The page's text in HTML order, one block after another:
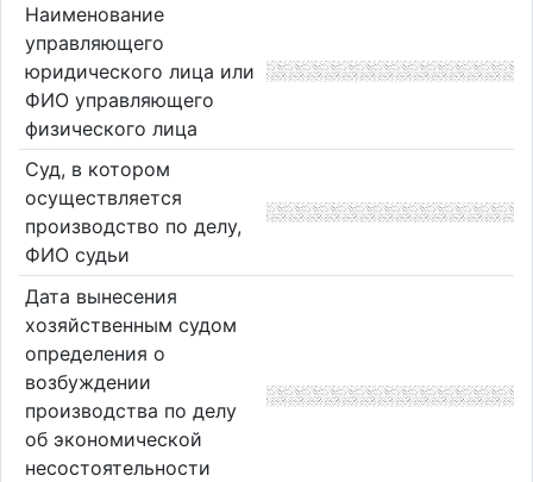
Наименование
управляющего
юридического лица или
ФИО управляющего
физического лица
Суд, в котором
осуществляется
производство по делу,
ФИО судьи
Дата вынесения
хозяйственным судом
определения о
возбуждении
производства по делу
об экономической
несостоятельности